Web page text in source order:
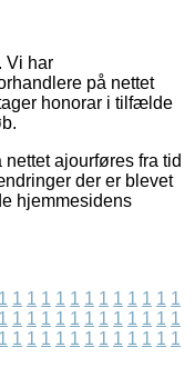
Vi har
på nettet
honorar i tilfælde
ajourføres fra tid
der er blevet
hjemmesidens
1 1 1 1 1 1 1 1 1 1 1 1 1
1 1 1 1 1 1 1 1 1 1 1 1 1
1 1 1 1 1 1 1 1 1 1 1 1 1